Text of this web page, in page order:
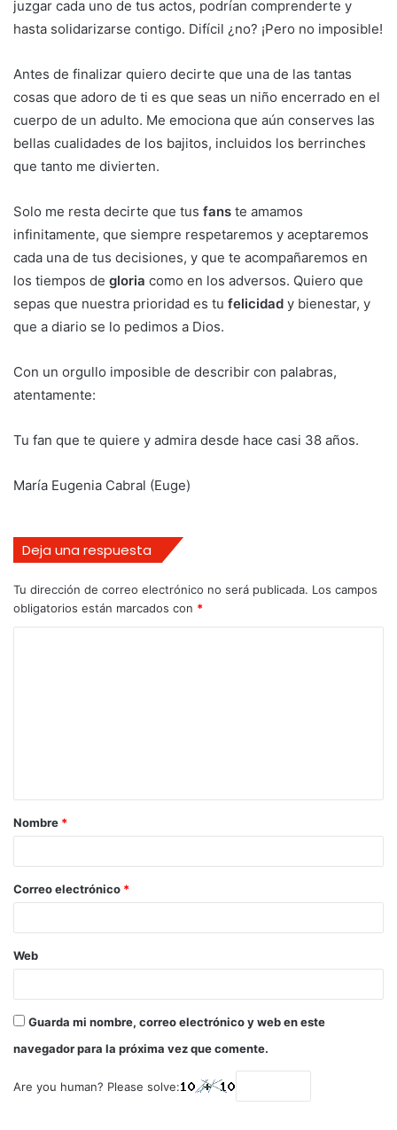
juzgar cada uno de tus actos, podrían comprenderte y
hasta solidarizarse contigo. Difícil ¿no? ¡Pero no imposible!
Antes de finalizar quiero decirte que una de las tantas
cosas que adoro de ti es que seas un niño encerrado en el
cuerpo de un adulto. Me emociona que aún conserves las
bellas cualidades de los bajitos, incluidos los berrinches
que tanto me divierten.
Solo me resta decirte que tus fans te amamos
infinitamente, que siempre respetaremos y aceptaremos
cada una de tus decisiones, y que te acompañaremos en
los tiempos de gloria como en los adversos. Quiero que
sepas que nuestra prioridad es tu felicidad y bienestar, y
que a diario se lo pedimos a Dios.
Con un orgullo imposible de describir con palabras,
atentamente:
Tu fan que te quiere y admira desde hace casi 38 años.
María Eugenia Cabral (Euge)
Deja una respuesta
Tu dirección de correo electrónico no será publicada. Los campos
obligatorios están marcados con *
Nombre *
Correo electrónico *
Web
Guarda mi nombre, correo electrónico y web en este
navegador para la próxima vez que comente.
Are you human? Please solve: